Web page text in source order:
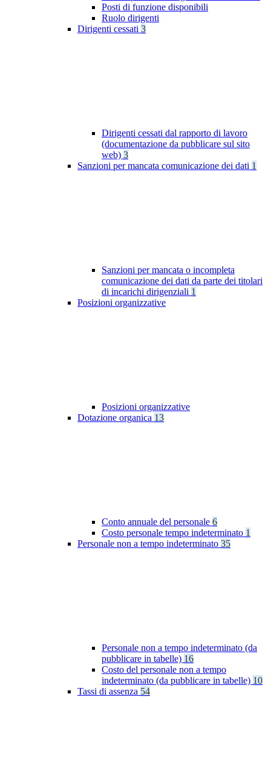
Posti di funzione disponibili
Ruolo dirigenti
Dirigenti cessati 3
Dirigenti cessati dal rapporto di lavoro
(documentazione da pubblicare sul sito
web) 3
Sanzioni per mancata comunicazione dei dati 1
Sanzioni per mancata o incompleta
comunicazione dei dati da parte dei titolari
di incarichi dirigenziali 1
Posizioni organizzative
Posizioni organizzative
Dotazione organica 13
Conto annuale del personale 6
Costo personale tempo indeterminato 1
Personale non a tempo indeterminato 35
Personale non a tempo indeterminato (da
pubblicare in tabelle) 16
Costo del personale non a tempo
indeterminato (da pubblicare in tabelle) 10
Tassi di assenza 54